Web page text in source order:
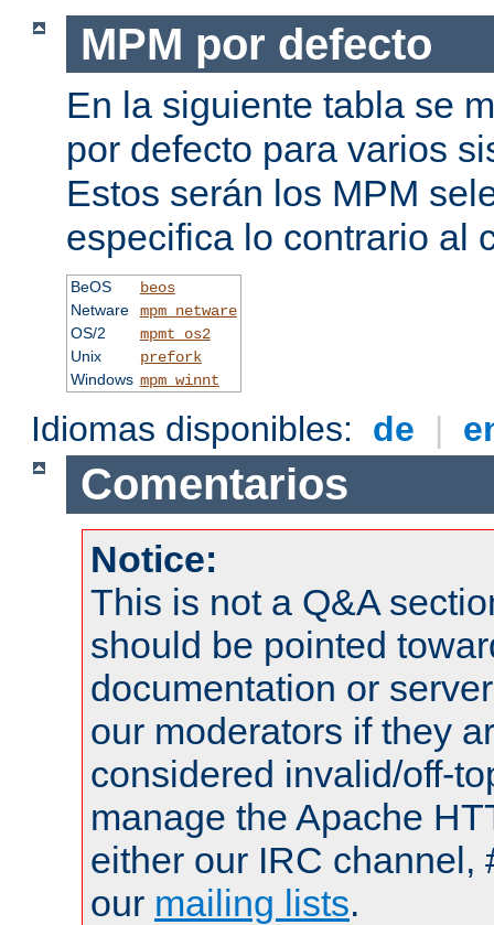
MPM por defecto
En la siguiente tabla se
por defecto para varios
Estos serán los MPM
especifica lo contrario al
BeOS
beos
Netware
mpm_netware
OS/2
mpmt_os2
Unix
prefork
Windows mpm_winnt
Idiomas disponibles: de |
Comentarios
Notice:
This is not a Q&A
should be pointed
documentation or
our moderators if they
considered invalid/off-
manage the Apache
either our IRC channel,
our mailing lists.